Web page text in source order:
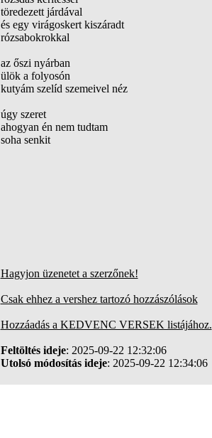
töredezett járdával
és egy virágoskert kiszáradt
rózsabokrokkal
az őszi nyárban
ülök a folyosón
kutyám szelíd szemeivel néz
úgy szeret
ahogyan én nem tudtam
soha senkit
Hagyjon üzenetet a szerzőnek!
Csak ehhez a vershez tartozó hozzászólások
Hozzáadás a KEDVENC VERSEK listájához.
Feltöltés ideje: 2025-09-22 12:32:06
Utolsó módosítás ideje: 2025-09-22 12:34:06